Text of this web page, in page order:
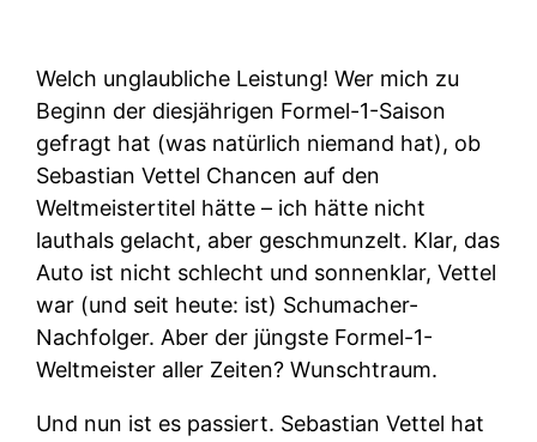
Welch unglaubliche Leistung! Wer mich zu
Beginn der diesjährigen Formel-1-Saison
gefragt hat (was natürlich niemand hat), ob
Sebastian Vettel Chancen auf den
Weltmeistertitel hätte – ich hätte nicht
lauthals gelacht, aber geschmunzelt. Klar, das
Auto ist nicht schlecht und sonnenklar, Vettel
war (und seit heute: ist) Schumacher-
Nachfolger. Aber der jüngste Formel-1-
Weltmeister aller Zeiten? Wunschtraum.
Und nun ist es passiert. Sebastian Vettel hat